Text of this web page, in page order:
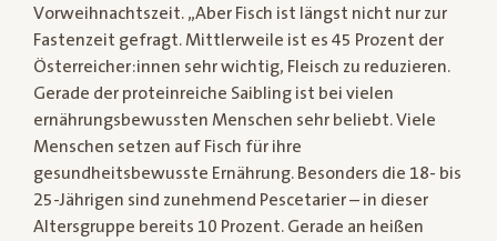
Vorweihnachtszeit. „Aber Fisch ist längst nicht nur zur
Fastenzeit gefragt. Mittlerweile ist es 45 Prozent der
Österreicher:innen sehr wichtig, Fleisch zu reduzieren.
Gerade der proteinreiche Saibling ist bei vielen
ernährungsbewussten Menschen sehr beliebt. Viele
Menschen setzen auf Fisch für ihre
gesundheitsbewusste Ernährung. Besonders die 18- bis
25-Jährigen sind zunehmend Pescetarier – in dieser
Altersgruppe bereits 10 Prozent. Gerade an heißen